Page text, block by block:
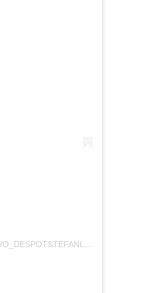
A POST SHARED BY БРАТСТВО ПРИБОЈ (@BRATSTVO_DESPOTSTEFANLAZAREVIC)